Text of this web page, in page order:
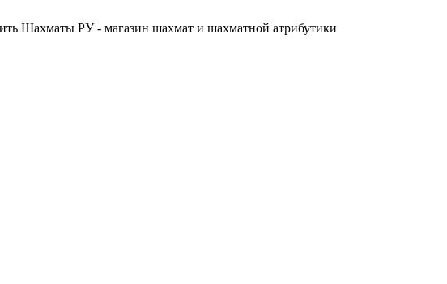
Шахматы РУ - магазин шахмат и шахматной атрибутики